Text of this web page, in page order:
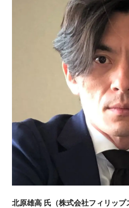
北原雄高 氏（株式会社フィリッ